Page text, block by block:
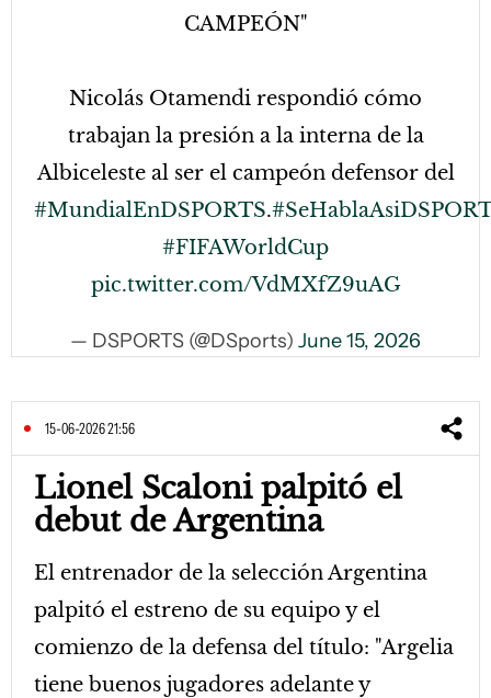
CAMPEÓN"
Nicolás Otamendi respondió cómo
trabajan la presión a la interna de la
Albiceleste al ser el campeón defensor del
#MundialEnDSPORTS.
#FIFAWorldCup
pic.twitter.com/VdMXfZ9uAG
— DSPORTS (@DSports) June 15, 2026
15-06-2026 21:56
Lionel Scaloni palpitó el
debut de Argentina
El entrenador de la selección Argentina
palpitó el estreno de su equipo y el
comienzo de la defensa del título: "Argelia
tiene buenos jugadores adelante y